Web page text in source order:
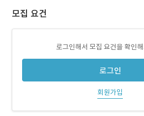
모집 요건
로그인해서 모집 요건을 확인
로그인
회원가입